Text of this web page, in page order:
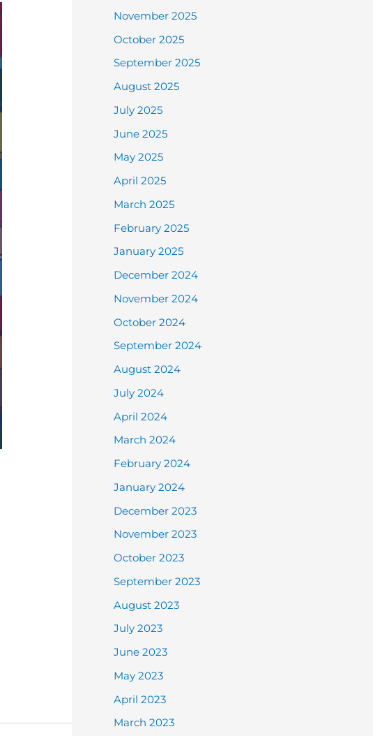
November 2025
October 2025
September 2025
August 2025
July 2025
June 2025
May 2025
April 2025
March 2025
February 2025
January 2025
December 2024
November 2024
October 2024
September 2024
August 2024
July 2024
April 2024
March 2024
February 2024
January 2024
December 2023
November 2023
October 2023
September 2023
August 2023
July 2023
June 2023
May 2023
April 2023
March 2023